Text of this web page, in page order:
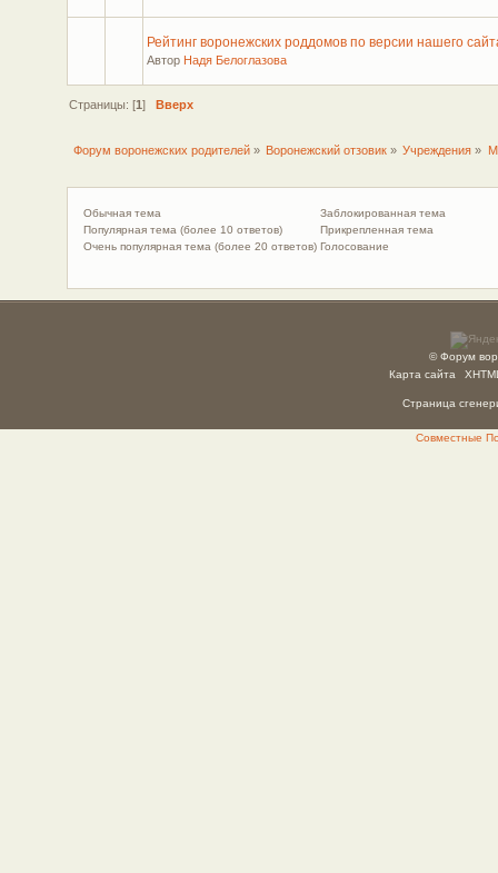
Рейтинг воронежских роддомов по версии нашего
Автор Надя Белоглазова
Страницы: [1] Вверх
Форум воронежских родителей» Воронежский отзовик » Учреждения »
Обычная тема
Популярная тема (более 10 ответов)
Очень популярная тема (более 20 ответов)
Заблокированная тема
Прикрепленная тема
Голосование
© Форум
Карта сайта
Страница
Совместные